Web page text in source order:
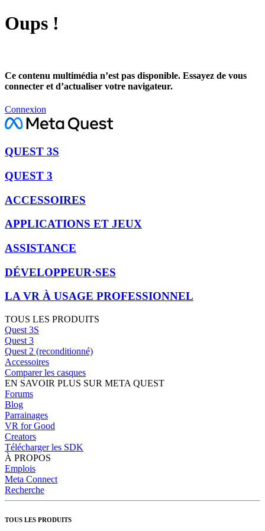
Oups !
Ce contenu multimédia n’est pas disponible. Essayez de vous
connecter et d’actualiser votre navigateur.
Connexion
QUEST 3S
QUEST 3
ACCESSOIRES
APPLICATIONS ET JEUX
ASSISTANCE
DÉVELOPPEUR·SES
LA VR À USAGE PROFESSIONNEL
TOUS LES PRODUITS
Quest 3S
Quest 3
Quest 2 (reconditionné)
Accessoires
Comparer les casques
EN SAVOIR PLUS SUR META QUEST
Forums
Blog
Parrainages
VR for Good
Creators
Télécharger les SDK
À PROPOS
Emplois
Meta Connect
Recherche
TOUS LES PRODUITS